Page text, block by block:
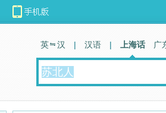
英 汉 | 汉语 | 上海话 广